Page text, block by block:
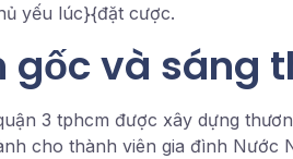
yếu lúc}{đặt cược.
gốc và sáng
3 tphcm được xây dựng
cho thành viên gia đình Nước